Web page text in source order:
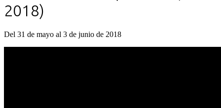
2018)
Del 31 de mayo al 3 de junio de 2018